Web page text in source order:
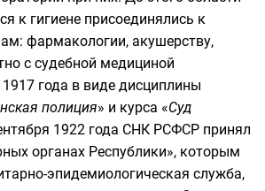
к гигиене присоединялись к
фармакологии, акушерству,
с судебной медициной
года в виде дисциплины
полиция» и курса «Суд
1922 года СНК РСФСР принял
органах Республики», которым
эпидемиологическая служба,